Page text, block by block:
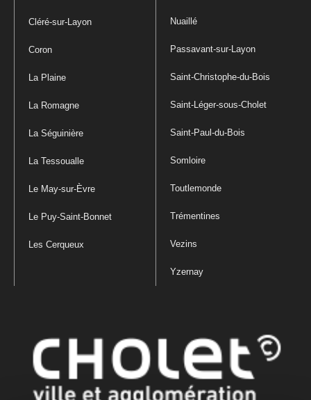
Cléré-sur-Layon
Coron
La Plaine
La Romagne
La Séguinière
La Tessoualle
Le May-sur-Èvre
Le Puy-Saint-Bonnet
Les Cerqueux
Nuaillé
Passavant-sur-Layon
Saint-Christophe-du-Bois
Saint-Léger-sous-Cholet
Saint-Paul-du-Bois
Somloire
Toutlemonde
Trémentines
Vezins
Yzernay